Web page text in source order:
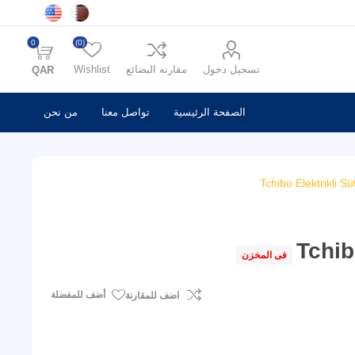
تسجيل دخول مقارنه البضائع Wishlist
(0)
0
QAR
الصفحة الرئيسية تواصل معنا من نحن
Tchibo Elektrikli
فى المخزن
اضف للمقارنة أضف للمفضلة